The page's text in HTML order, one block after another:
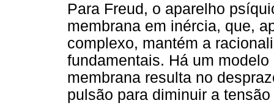
Para Freud, o aparelho
membrana em inércia, que,
complexo, mantém a
fundamentais. Há um
membrana resulta no
pulsão para diminuir a